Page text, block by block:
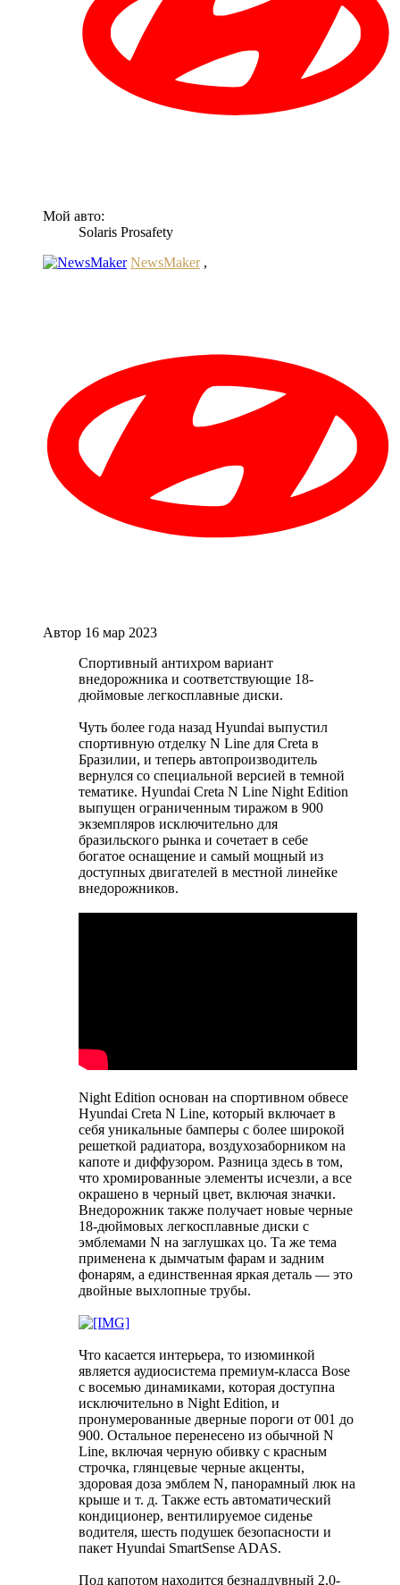
Мой авто:
Solaris Prosafety
NewsMaker ,
Автор 16 мар 2023
Спортивный антихром вариант
внедорожника и соответствующие 18-
дюймовые легкосплавные диски.
Чуть более года назад Hyundai выпустил
спортивную отделку N Line для Creta в
Бразилии, и теперь автопроизводитель
вернулся со специальной версией в темной
тематике. Hyundai Creta N Line Night Edition
выпущен ограниченным тиражом в 900
экземпляров исключительно для
бразильского рынка и сочетает в себе
богатое оснащение и самый мощный из
доступных двигателей в местной линейке
внедорожников.
Night Edition основан на спортивном обвесе
Hyundai Creta N Line, который включает в
себя уникальные бамперы с более широкой
решеткой радиатора, воздухозаборником на
капоте и диффузором. Разница здесь в том,
что хромированные элементы исчезли, а все
окрашено в черный цвет, включая значки.
Внедорожник также получает новые черные
18-дюймовых легкосплавные диски с
эмблемами N на заглушках цо. Та же тема
применена к дымчатым фарам и задним
фонарям, а единственная яркая деталь — это
двойные выхлопные трубы.
Что касается интерьера, то изюминкой
является аудиосистема премиум-класса Bose
с восемью динамиками, которая доступна
исключительно в Night Edition, и
пронумерованные дверные пороги от 001 до
900. Остальное перенесено из обычной N
Line, включая черную обивку с красным
строчка, глянцевые черные акценты,
здоровая доза эмблем N, панорамный люк на
крыше и т. д. Также есть автоматический
кондиционер, вентилируемое сиденье
водителя, шесть подушек безопасности и
пакет Hyundai SmartSense ADAS.
Под капотом находится безнаддувный 2,0-